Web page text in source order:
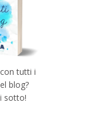
tutti i
blog?
sotto!